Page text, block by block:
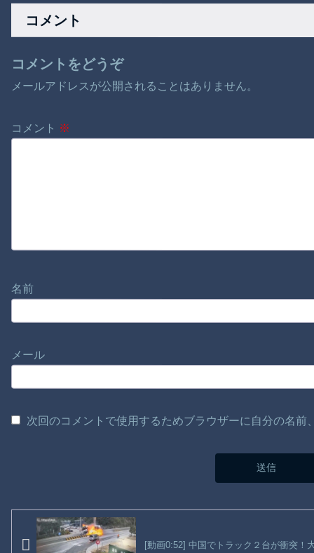
上げするわ」 ぎ】
コメント
コメントをどうぞ
メールアドレスが公開されることはありません。
コメント ※
名前
メール
次回のコメントで使用するためブラウザーに自分の名
[動画0:52] 中国でトラック２台が衝突！